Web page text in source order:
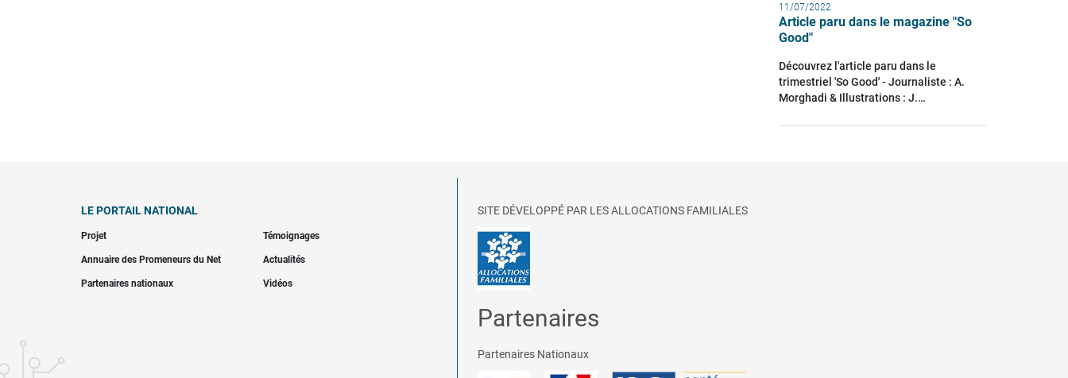
11/07/2022
Article paru dans le magazine "So
Good"
Découvrez l'article paru dans le
trimestriel 'So Good' - Journaliste : A.
Morghadi & Illustrations : J.…
LE PORTAIL NATIONAL
Projet Témoignages
Annuaire des Promeneurs du Net Actualités
Partenaires nationaux Vidéos
SITE DÉVELOPPÉ PAR LES ALLOCATIONS FAMILIALES
Partenaires
Partenaires Nationaux